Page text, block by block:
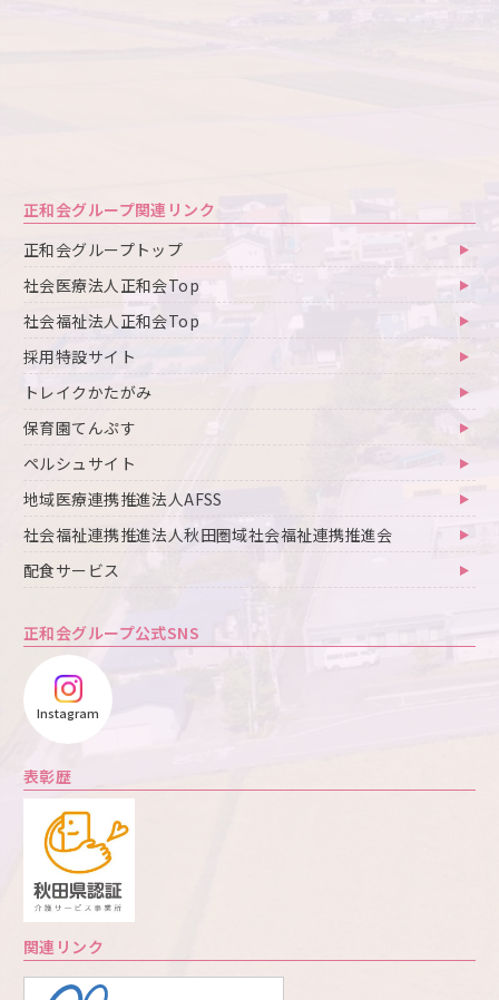
正和会グループ関連リンク
正和会グループトップ
社会医療法人正和会Top
社会福祉法人正和会Top
採用特設サイト
トレイクかたがみ
保育園てんぷす
ペルシュサイト
地域医療連携推進法人AFSS
社会福祉連携推進法人秋田圏域社会福祉連携推進会
配食サービス
正和会グループ公式SNS
Instagram
表彰歴
関連リンク